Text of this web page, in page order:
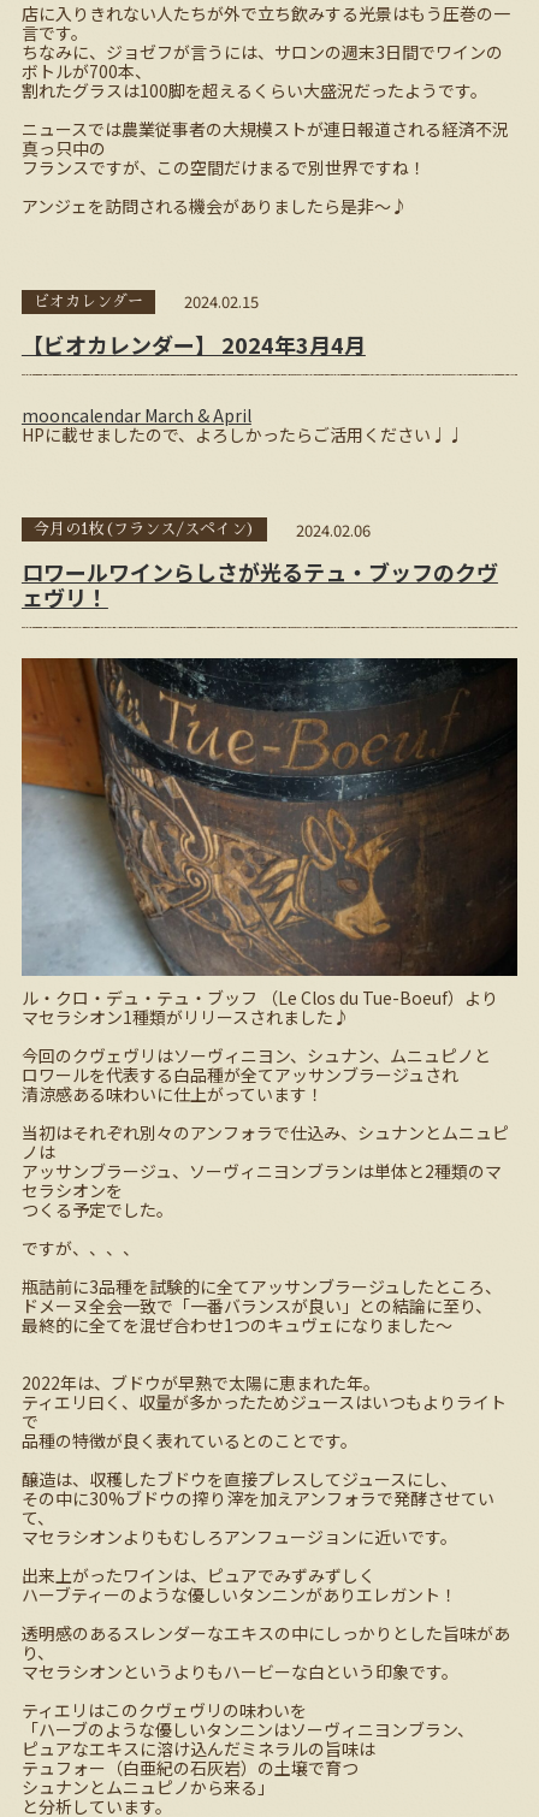
店に入りきれない人たちが外で立ち飲みする光景はもう圧巻の一
言です。
ちなみに、ジョゼフが言うには、サロンの週末3日間でワインの
ボトルが700本、
割れたグラスは100脚を超えるくらい大盛況だったようです。
ニュースでは農業従事者の大規模ストが連日報道される経済不況
真っ只中の
フランスですが、この空間だけまるで別世界ですね！
アンジェを訪問される機会がありましたら是非～♪
ビオカレンダー 2024.02.15
【ビオカレンダー】 2024年3月4月
mooncalendar March & April
HPに載せましたので、よろしかったらご活用ください♩♩
今月の1枚(フランス/スペイン) 2024.02.06
ロワールワインらしさが光るテュ・ブッフのクヴ
ェヴリ！
ル・クロ・デュ・テュ・ブッフ （Le Clos du Tue-Boeuf）より
マセラシオン1種類がリリースされました♪
今回のクヴェヴリはソーヴィニヨン、シュナン、ムニュピノと
ロワールを代表する白品種が全てアッサンブラージュされ
清涼感ある味わいに仕上がっています！
当初はそれぞれ別々のアンフォラで仕込み、シュナンとムニュピ
ノは
アッサンブラージュ、ソーヴィニヨンブランは単体と2種類のマ
セラシオンを
つくる予定でした。
ですが、、、、
瓶詰前に3品種を試験的に全てアッサンブラージュしたところ、
ドメーヌ全会一致で「一番バランスが良い」との結論に至り、
最終的に全てを混ぜ合わせ1つのキュヴェになりました～
2022年は、ブドウが早熟で太陽に恵まれた年。
ティエリ曰く、収量が多かったためジュースはいつもよりライト
で
品種の特徴が良く表れているとのことです。
醸造は、収穫したブドウを直接プレスしてジュースにし、
その中に30%ブドウの搾り滓を加えアンフォラで発酵させてい
て、
マセラシオンよりもむしろアンフュージョンに近いです。
出来上がったワインは、ピュアでみずみずしく
ハーブティーのような優しいタンニンがありエレガント！
透明感のあるスレンダーなエキスの中にしっかりとした旨味があ
り、
マセラシオンというよりもハービーな白という印象です。
ティエリはこのクヴェヴリの味わいを
「ハーブのような優しいタンニンはソーヴィニヨンブラン、
ピュアなエキスに溶け込んだミネラルの旨味は
テュフォー（白亜紀の石灰岩）の土壌で育つ
シュナンとムニュピノから来る」
と分析しています。